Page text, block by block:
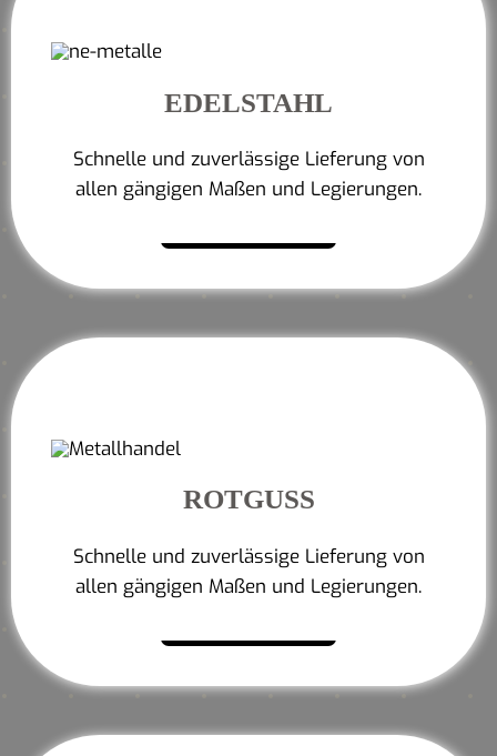
EDELSTAHL
Schnelle und zuverlässige Lieferung von
allen gängigen Maßen und Legierungen.
ROTGUSS
Schnelle und zuverlässige Lieferung von
allen gängigen Maßen und Legierungen.